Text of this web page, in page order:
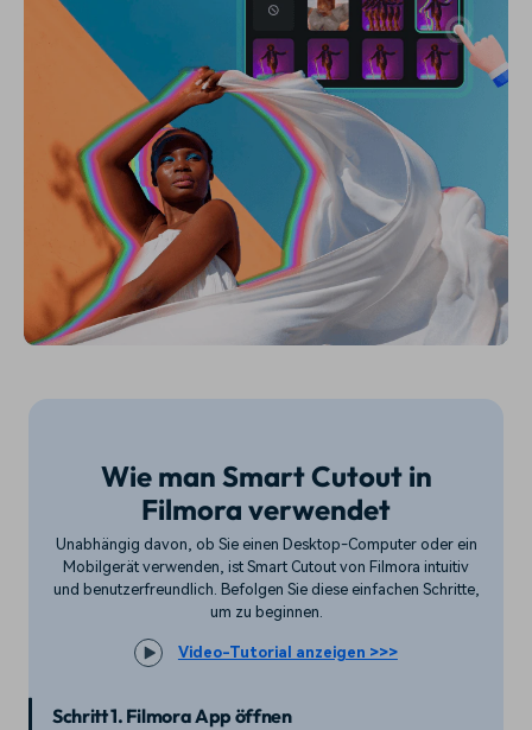
Wie man Smart Cutout in
Filmora verwendet
Unabhängig davon, ob Sie einen Desktop-Computer oder ein
Mobilgerät verwenden, ist Smart Cutout von Filmora intuitiv
und benutzerfreundlich. Befolgen Sie diese einfachen Schritte,
um zu beginnen.
Video-Tutorial anzeigen >>>
Schritt 1. Filmora App öffnen